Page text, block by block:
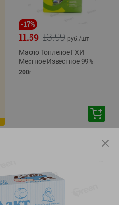
-17%
13.99
11.59 руб./шт
Масло Топленое ГХИ
Местное Известное 99%
200г